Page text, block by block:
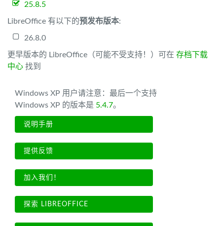
25.8.5
LibreOffice 有以下的预发布版本:
26.8.0
更早版本的 LibreOffice（可能不受支持！）可在 存档下载
中心 找到
Windows XP 用户请注意：最后一个支持
Windows XP 的版本是 5.4.7。
说明手册
提供反馈
加入我们！
探索 LIBREOFFICE